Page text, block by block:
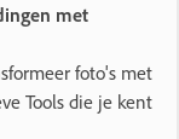
met
foto's met
Tools die je kent